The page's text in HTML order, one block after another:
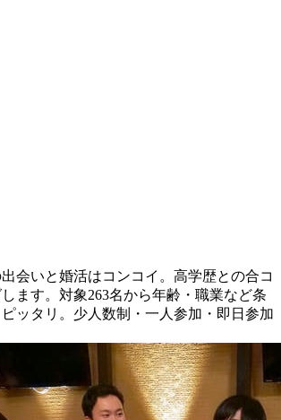
会いと婚活はコンコイ。高学歴との合コ
ます。対象263名から年齢・職業など条
ッタリ。少人数制・一人参加・即日参加